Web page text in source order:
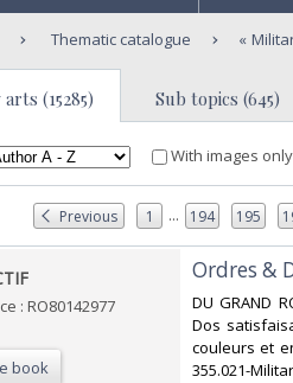
Thematic catalogue
(15285) Sub topics (645)
With images only
Previous 1 ... 194 195
: RO80142977
book
‎Ordres &
‎DU GRAND
Dos
couleurs et
355.021-